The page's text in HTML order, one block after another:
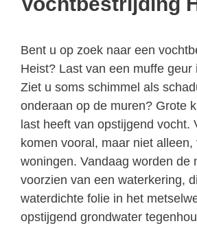
Bent u op zoek naar een
Heist? Last van een muffe geur
Ziet u soms schimmel als
onderaan op de muren? Grote
last heeft van opstijgend vocht.
komen vooral, maar niet
woningen. Vandaag worden de
voorzien van een waterkering,
waterdichte folie in het
opstijgend grondwater